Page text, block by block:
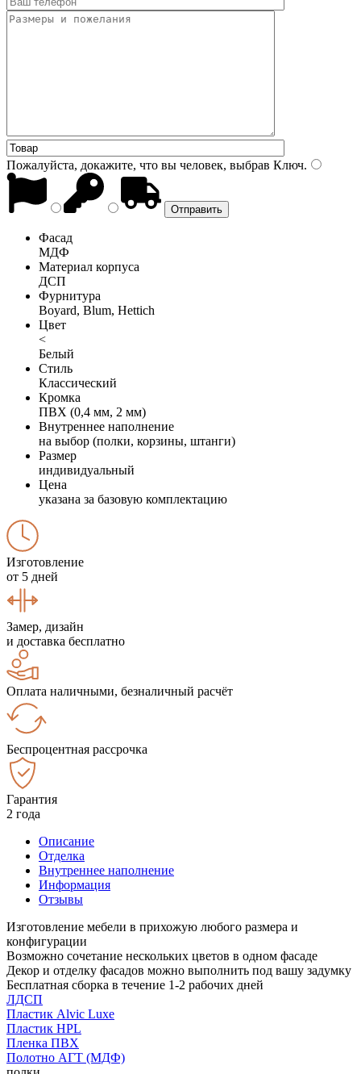
Пожалуйста, докажите, что вы человек, выбрав Ключ.
Фасад
МДФ
Материал корпуса
ДСП
Фурнитура
Boyard, Blum, Hettich
Цвет
<
Белый
Стиль
Классический
Кромка
ПВХ (0,4 мм, 2 мм)
Внутреннее наполнение
на выбор (полки, корзины, штанги)
Размер
индивидуальный
Цена
указана за базовую комплектацию
Изготовление
от 5 дней
Замер, дизайн
и доставка бесплатно
Оплата наличными, безналичный расчёт
Беспроцентная рассрочка
Гарантия
2 года
Описание
Отделка
Внутреннее наполнение
Информация
Отзывы
Изготовление мебели в прихожую любого размера и
конфигурации
Возможно сочетание нескольких цветов в одном фасаде
Декор и отделку фасадов можно выполнить под вашу задумку
Бесплатная сборка в течение 1-2 рабочих дней
ЛДСП
Пластик Alvic Luxe
Пластик HPL
Пленка ПВХ
Полотно АГТ (МДФ)